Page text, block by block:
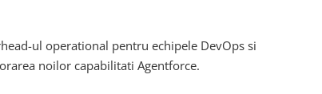
ul operational pentru echipele DevOps si
noilor capabilitati Agentforce.